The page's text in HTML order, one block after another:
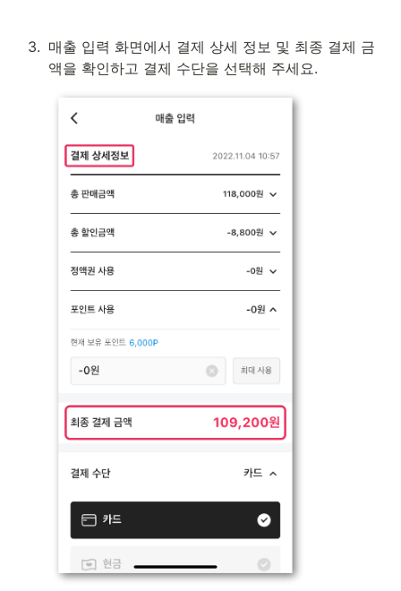
3. 매출 입력 화면에서 결제 상세 정보 및 최종 결제 금
액을 확인하고 결제 수단을 선택해 주세요.